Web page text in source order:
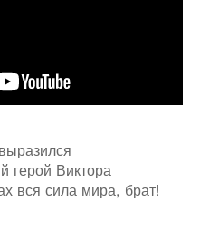
герой Виктора
вся сила мира, брат!